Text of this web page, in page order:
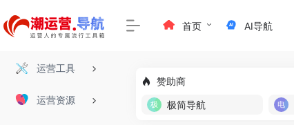
运营工具
运营资源
首页 AI导航
赞助商
极简导航